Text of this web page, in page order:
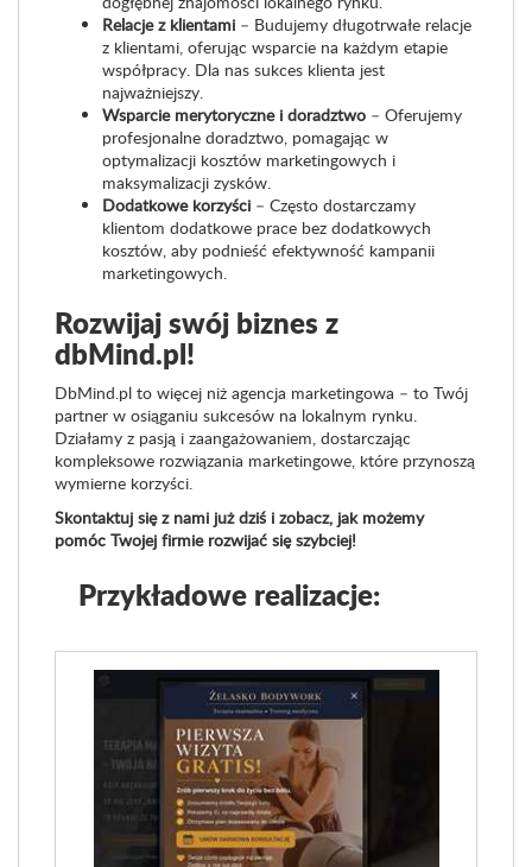
Relacje z klientami – Budujemy długotrwałe relacje
z klientami, oferując wsparcie na każdym etapie
współpracy. Dla nas sukces klienta jest
najważniejszy.
Wsparcie merytoryczne i doradztwo – Oferujemy
profesjonalne doradztwo, pomagając w
optymalizacji kosztów marketingowych i
maksymalizacji zysków.
Dodatkowe korzyści – Często dostarczamy
klientom dodatkowe prace bez dodatkowych
kosztów, aby podnieść efektywność kampanii
marketingowych.
Rozwijaj swój biznes z
dbMind.pl!
DbMind.pl to więcej niż agencja marketingowa – to Twój
partner w osiąganiu sukcesów na lokalnym rynku.
Działamy z pasją i zaangażowaniem, dostarczając
kompleksowe rozwiązania marketingowe, które przynoszą
wymierne korzyści.
Skontaktuj się z nami już dziś i zobacz, jak możemy
pomóc Twojej firmie rozwijać się szybciej!
Przykładowe realizacje: